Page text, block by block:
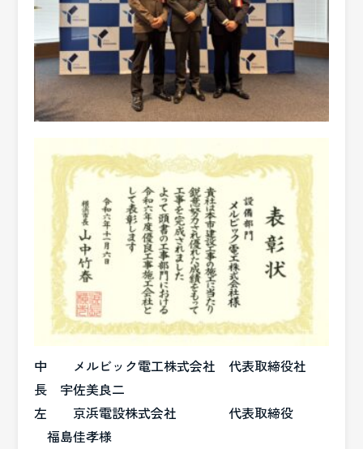
中 メルビック電工株式会社 代表取締役社
長 宇佐美良二
左 京浜電設株式会社 代表取締役
福島佳孝様